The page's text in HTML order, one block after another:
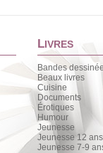
LIVRES
Bandes
Beaux livres
Cuisine
Documents
Érotiques
Humour
Jeunesse
Jeunesse 12
Jeunesse 7-9